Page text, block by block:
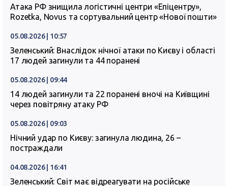
Атака РФ знищила логістичні центри «Епіцентру»,
Rozetka, Novus та сортувальний центр «Нової пошти»
05.08.2026 | 10:57
Зеленський: Внаслідок нічної атаки по Києву і області
17 людей загинули та 44 поранені
05.08.2026 | 09:44
14 людей загинули та 22 поранені вночі на Київщині
через повітряну атаку РФ
05.08.2026 | 09:03
Нічний удар по Києву: загинула людина, 26 –
постраждали
04.08.2026 | 16:41
Зеленський: Світ має відреагувати на російське